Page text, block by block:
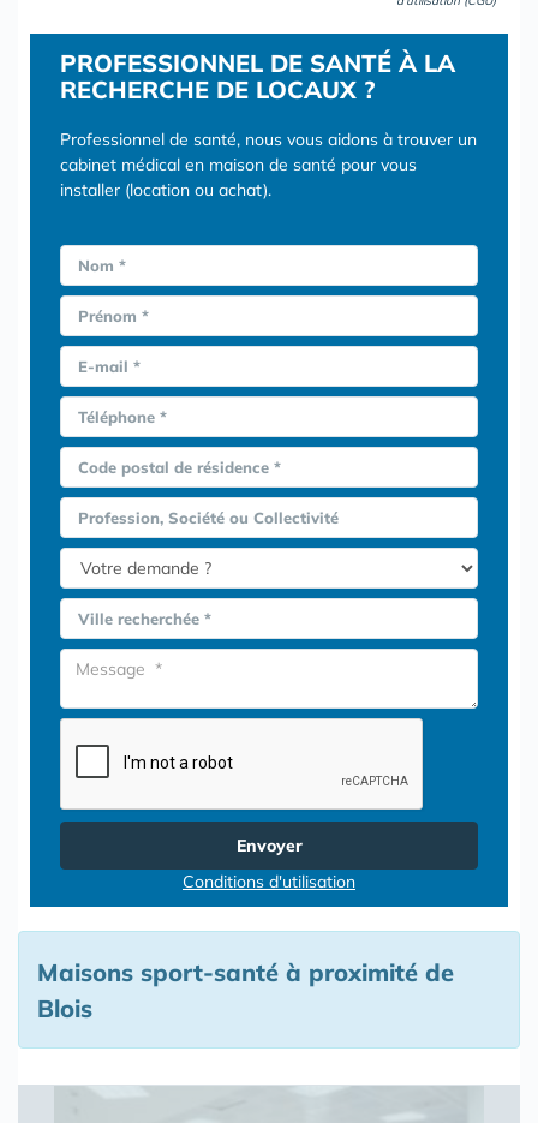
PROFESSIONNEL DE SANTÉ À LA
RECHERCHE DE LOCAUX ?
Professionnel de santé, nous vous aidons à trouver un
cabinet médical en maison de santé pour vous
installer (location ou achat).
Nom *
Prénom *
E-mail *
Téléphone *
Code postal de résidence *
Profession, Société ou Collectivité
Ville recherchée *
Envoyer
Conditions d'utilisation
Maisons sport-santé à proximité de
Blois